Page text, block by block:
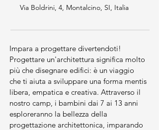
Via Boldrini, 4, Montalcino, SI, Italia
Impara a progettare divertendoti!
Progettare un'architettura significa molto
più che disegnare edifici: è un viaggio
che ti aiuta a sviluppare una forma mentis
libera, empatica e creativa. Attraverso il
nostro camp, i bambini dai 7 ai 13 anni
esploreranno la bellezza della
progettazione architettonica, imparando